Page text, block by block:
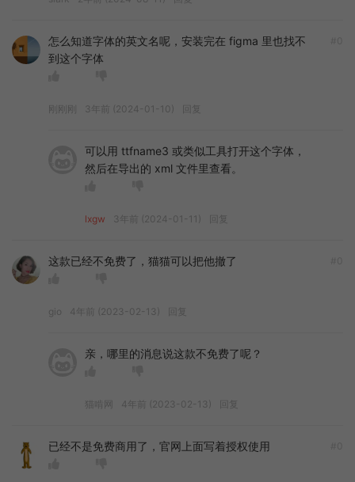
怎么知道字体的英文名呢，安装完在 figma 里也找不
到这个字体
刚刚刚 3年前 (2024-01-10) 回复
可以用 ttfname3 或类似工具打开这个字体，
然后在导出的 xml 文件里查看。
lxgw 3年前 (2024-01-11) 回复
这款已经不免费了，猫猫可以把他撤了
gio 4年前 (2023-02-13) 回复
亲，哪里的消息说这款不免费了呢？
猫啃网 4年前 (2023-02-13) 回复
已经不是免费商用了，官网上面写着授权使用